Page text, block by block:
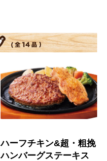
ハーフチキン&超・粗挽
ハンバーグステーキス